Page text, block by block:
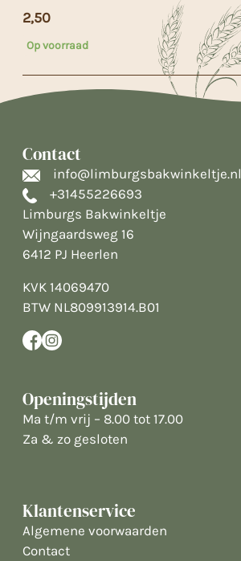
2,50
Op voorraad
Contact
info@limburgsbakwinkeltje.nl
+31455226693
Limburgs Bakwinkeltje
Wijngaardsweg 16
6412 PJ Heerlen
KVK 14069470
BTW NL809913914.B01
Openingstijden
Ma t/m vrij – 8.00 tot 17.00
Za & zo gesloten
Klantenservice
Algemene voorwaarden
Contact